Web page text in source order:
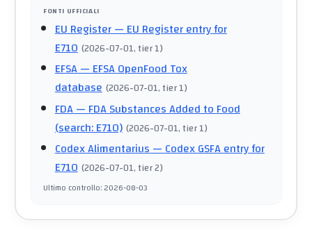
FONTI UFFICIALI
EU Register— EU Register entry for
E710 (2026-07-01, tier 1)
EFSA— EFSA OpenFood Tox
database (2026-07-01, tier 1)
FDA— FDA Substances Added to Food
(search: E710) (2026-07-01, tier 1)
Codex Alimentarius— Codex GSFA entry for
E710 (2026-07-01, tier 2)
Ultimo controllo:2026-08-03